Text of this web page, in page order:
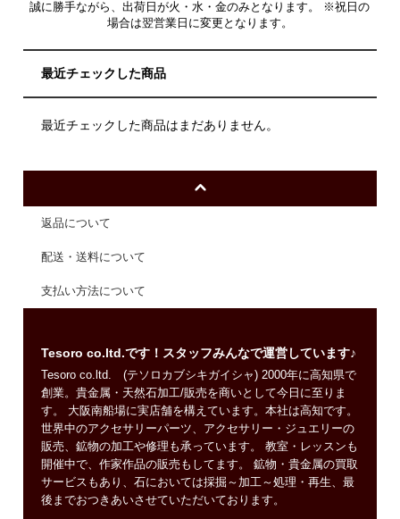
誠に勝手ながら、出荷日が火・水・金のみとなります。 ※祝日の
場合は翌営業日に変更となります。
最近チェックした商品
最近チェックした商品はまだありません。
返品について
配送・送料について
支払い方法について
Tesoro co.ltd.です！スタッフみんなで運営しています♪
Tesoro co.ltd. (テソロカブシキガイシャ) 2000年に高知県で
創業。貴金属・天然石加工/販売を商いとして今日に至りま
す。 大阪南船場に実店舗を構えています。本社は高知です。
世界中のアクセサリーパーツ、アクセサリー・ジュエリーの
販売、鉱物の加工や修理も承っています。 教室・レッスンも
開催中で、作家作品の販売もしてます。 鉱物・貴金属の買取
サービスもあり、石においては採掘～加工～処理・再生、最
後までおつきあいさせていただいております。